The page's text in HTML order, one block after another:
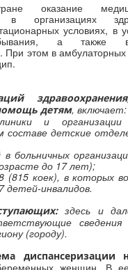
оказание
в организациях
условиях, в
а также
При этом в
детям, включает:
и организации
составе детские
больничных
до 17 лет);
(815 коек), в которых
детей-инвалидов.
здесь и
(городу).
диспансеризации
женщин. В